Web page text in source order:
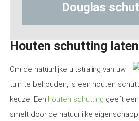
schutting
Houten schutting
Om de natuurlijke uitstraling van uw
tuin te behouden, is een houten
keuze. Een houten schutting geeft
smelt door de natuurlijke